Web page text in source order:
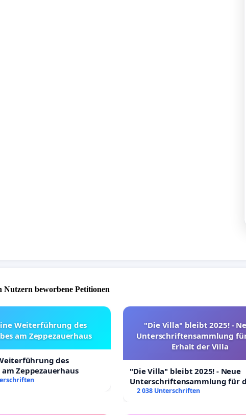
Nutzern beworbene Petitionen
Weiterführung des
am Zeppezauerhaus
des
Zeppezauerhaus
"Die Villa" bleibt 2025! -
Unterschriftensammlung
Erhalt der Villa
"Die Villa" bleibt 2025! - Neue
Unterschriftensammlung für
Erhalt der Villa
2 038 Unterschriften